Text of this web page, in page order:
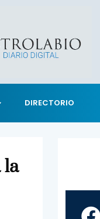
DIRECTORIO
la